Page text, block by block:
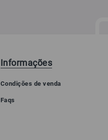
Informações
Condições de venda
Faqs